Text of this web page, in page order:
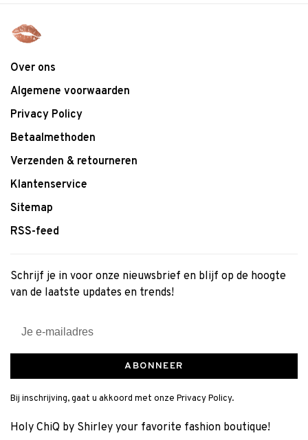
Over ons
Algemene voorwaarden
Privacy Policy
Betaalmethoden
Verzenden & retourneren
Klantenservice
Sitemap
RSS-feed
Schrijf je in voor onze nieuwsbrief en blijf op de hoogte
van de laatste updates en trends!
ABONNEER
Bij inschrijving, gaat u akkoord met onze Privacy Policy.
Holy ChiQ by Shirley your favorite fashion boutique!